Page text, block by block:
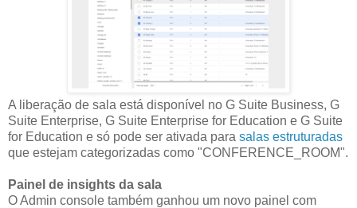
A liberação de sala está disponível no G Suite Business, G
Suite Enterprise, G Suite Enterprise for Education e G Suite
for Education e só pode ser ativada para salas estruturadas
que estejam categorizadas como "CONFERENCE_ROOM".
Painel de insights da sala
O Admin console também ganhou um novo painel com